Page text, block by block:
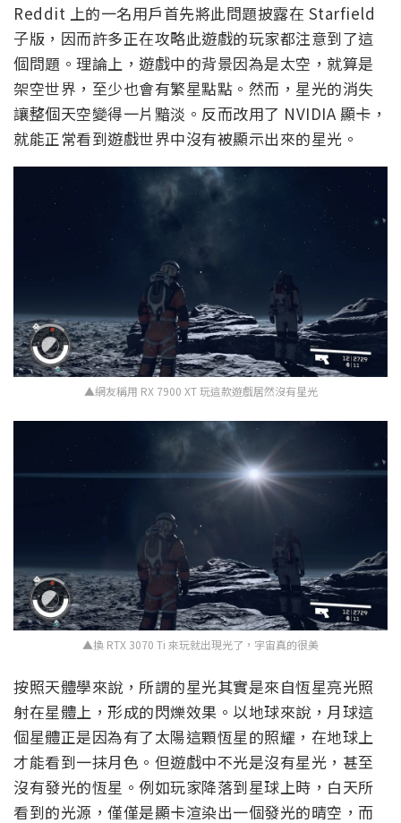
Reddit 上的一名用戶首先將此問題披露在 Starfield
子版，因而許多正在攻略此遊戲的玩家都注意到了這
個問題。理論上，遊戲中的背景因為是太空，就算是
架空世界，至少也會有繁星點點。然而，星光的消失
讓整個天空變得一片黯淡。反而改用了 NVIDIA 顯卡，
就能正常看到遊戲世界中沒有被顯示出來的星光。
▲網友稱用 RX 7900 XT 玩這款遊戲居然沒有星光
▲換 RTX 3070 Ti 來玩就出現光了，宇宙真的很美
按照天體學來說，所謂的星光其實是來自恆星亮光照
射在星體上，形成的閃爍效果。以地球來說，月球這
個星體正是因為有了太陽這顆恆星的照耀，在地球上
才能看到一抹月色。但遊戲中不光是沒有星光，甚至
沒有發光的恆星。例如玩家降落到星球上時，白天所
看到的光源，僅僅是顯卡渲染出一個發光的晴空，而